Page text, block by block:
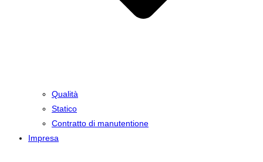
Qualità
Statico
Contratto di manutentione
Impresa